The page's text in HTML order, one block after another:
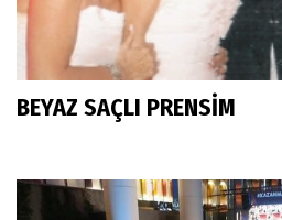
BEYAZ SAÇLI PRENSİM